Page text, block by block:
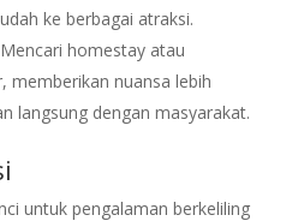
ke berbagai atraksi.
homestay atau
memberikan nuansa lebih
langsung dengan masyarakat.
untuk pengalaman berkeliling